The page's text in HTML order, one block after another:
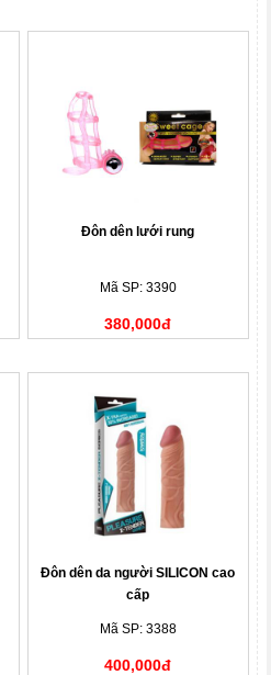
Đôn dên lưới rung
Mã SP: 3390
380,000đ
Đôn dên da người SILICON cao
cấp
Mã SP: 3388
400,000đ